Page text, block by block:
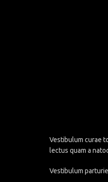
Vestibulum curae
lectus quam a
Vestibulum